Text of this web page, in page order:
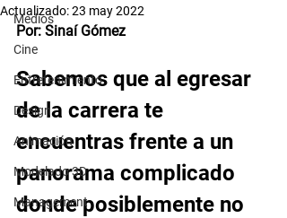
Medios
Cine
Entretenimiento
Design
Animación
Modelado 3D
Management
Actualizado:23 may 2022
Por: Sinaí Gómez
Sabemos que al egresar
de la carrera te
encuentras frente a un
panorama complicado
donde posiblemente no